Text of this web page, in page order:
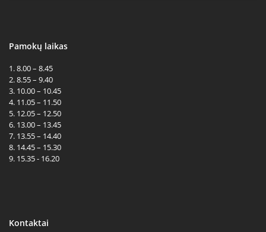
Pamokų laikas
1. 8.00 – 8.45
2. 8.55 – 9.40
3. 10.00 – 10.45
4. 11.05 – 11.50
5. 12.05 – 12.50
6. 13.00 – 13.45
7. 13.55 – 14.40
8. 14.45 – 15.30
9. 15.35 - 16.20
Kontaktai